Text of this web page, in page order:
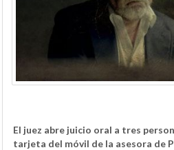
El juez abre juicio oral a tres
tarjeta del móvil de la asesora de